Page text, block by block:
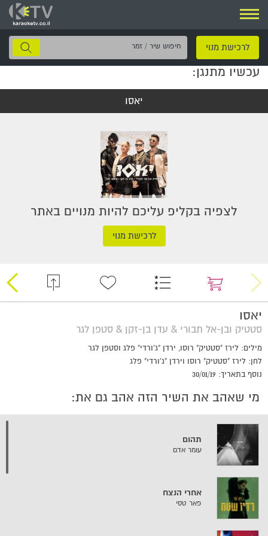
ניווט
לרכישת מנוי
חיפוש
שיר
עכשיו מתנגן:
יאסו
לצפיה בקליפ עליכם להיות מנויים באתר
לרכישת מנוי
יאסו
סטטיק ובן-אל תבורי & עדן בן-זקן & סטפן לגר
מילים: לירז "סטטיק" רוסו, ירדן "ג'ורדי" פלג וסטפן לגר
לחן: לירז "סטטיק" רוסו וירדן "ג'ורדי" פלג
נוסף בתאריך: 30/01/19
מי שאהב את השיר הזה אהב גם את:
תהום
עומר אדם
אחרי הנצח
פאר טסי